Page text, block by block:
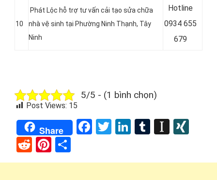
10
Phát Lộc hỗ trợ tư vấn cải tạo sửa chữa
nhà vệ sinh tại Phường Ninh Thạnh, Tây
Ninh
Hotline
0934 655
679
5/5 - (1 bình chọn)
Post Views: 15
Share Facebook
TwitterLinkedIn
Tumblr
RedditPinterest